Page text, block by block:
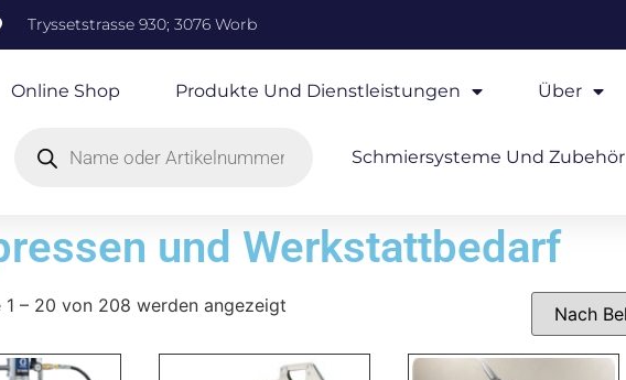
Tryssetstrasse 930; 3076 Worb
Online Shop Produkte Und Dienstleistungen Über
Schmiersysteme Und Zubehör
und Werkstattbedarf
1 – 20 von 208 werden angezeigt